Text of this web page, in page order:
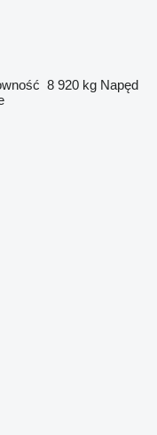
8 920 kg Napęd